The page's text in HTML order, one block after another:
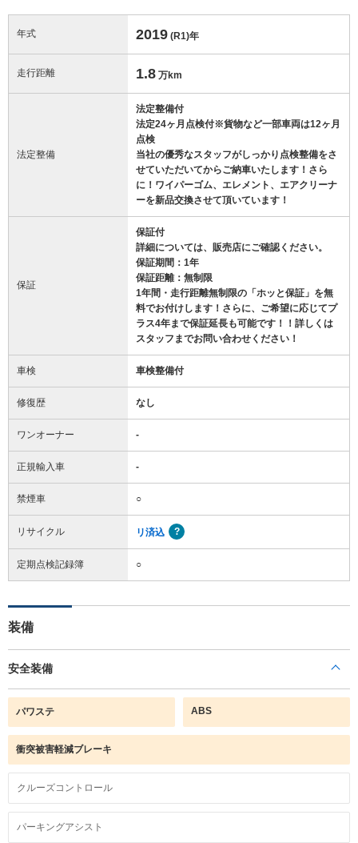
年式 2019 (R1)年
走行距離 1.8 万km
法定整備
法定整備付
法定24ヶ月点検付※貨物など一部車両は12ヶ月
点検
当社の優秀なスタッフがしっかり点検整備をさ
せていただいてからご納車いたします！さら
に！ワイパーゴム、エレメント、エアクリーナ
ーを新品交換させて頂いています！
保証
保証付
詳細については、販売店にご確認ください。
保証期間：1年
保証距離：無制限
1年間・走行距離無制限の「ホッと保証」を無
料でお付けします！さらに、ご希望に応じてプ
ラス4年まで保証延長も可能です！！詳しくは
スタッフまでお問い合わせください！
車検 車検整備付
修復歴 なし
ワンオーナー -
正規輸入車 -
禁煙車 ○
リサイクル リ済込
定期点検記録簿 ○
装備
安全装備
パワステ ABS
衝突被害軽減ブレーキ
クルーズコントロール
パーキングアシスト